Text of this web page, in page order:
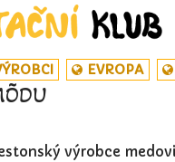
EVROPA
výrobce